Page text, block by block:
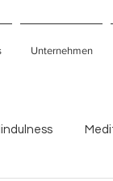
Unternehmen